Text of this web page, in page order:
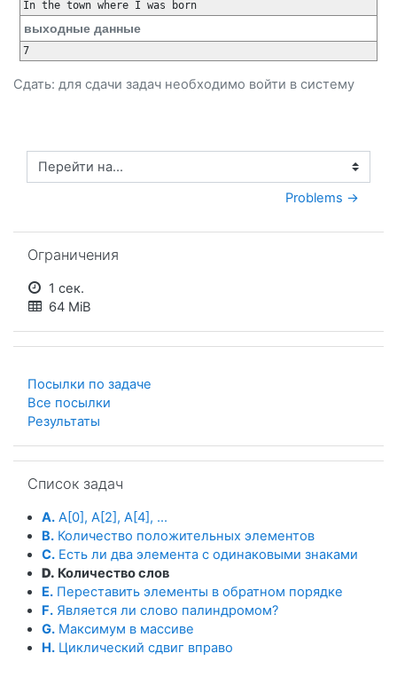
выходные данные
Сдать: для сдачи задач необходимо войти в систему
Перейти на...
Problems →
Ограничения
1 сек.
64 MiB
Посылки по задаче
Все посылки
Результаты
Список задач
A. A[0], A[2], A[4], ...
B. Количество положительных элементов
C. Есть ли два элемента с одинаковыми знаками
D. Количество слов
E. Переставить элементы в обратном порядке
F. Является ли слово палиндромом?
G. Максимум в массиве
H. Циклический сдвиг вправо